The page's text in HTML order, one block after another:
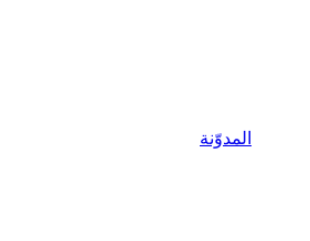
المدوّنة